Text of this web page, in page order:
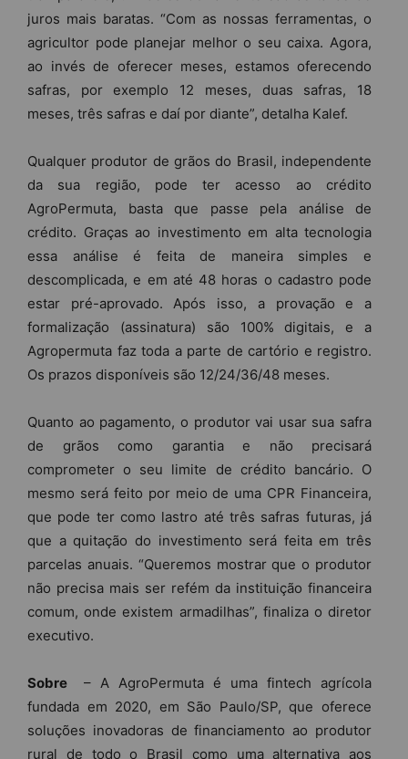
juros mais baratas. “Com as nossas ferramentas, o
agricultor pode planejar melhor o seu caixa. Agora,
ao invés de oferecer meses, estamos oferecendo
safras, por exemplo 12 meses, duas safras, 18
meses, três safras e daí por diante”, detalha Kalef.
Qualquer produtor de grãos do Brasil, independente
da sua região, pode ter acesso ao crédito
AgroPermuta, basta que passe pela análise de
crédito. Graças ao investimento em alta tecnologia
essa análise é feita de maneira simples e
descomplicada, e em até 48 horas o cadastro pode
estar pré-aprovado. Após isso, a provação e a
formalização (assinatura) são 100% digitais, e a
Agropermuta faz toda a parte de cartório e registro.
Os prazos disponíveis são 12/24/36/48 meses.
Quanto ao pagamento, o produtor vai usar sua safra
de grãos como garantia e não precisará
comprometer o seu limite de crédito bancário. O
mesmo será feito por meio de uma CPR Financeira,
que pode ter como lastro até três safras futuras, já
que a quitação do investimento será feita em três
parcelas anuais. “Queremos mostrar que o produtor
não precisa mais ser refém da instituição financeira
comum, onde existem armadilhas”, finaliza o diretor
executivo.
Sobre – A AgroPermuta é uma fintech agrícola
fundada em 2020, em São Paulo/SP, que oferece
soluções inovadoras de financiamento ao produtor
rural de todo o Brasil como uma alternativa aos